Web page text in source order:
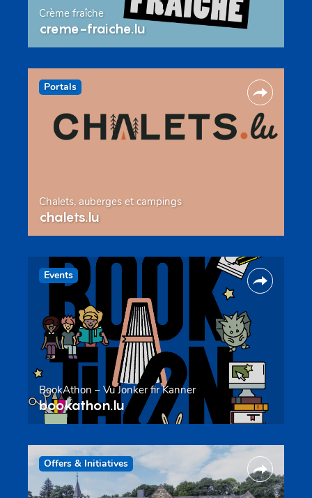
Crème fraîche
creme-fraiche.lu
Portals
Chalets, auberges et campings
chalets.lu
Events
BookAthon – Vu Jonker fir Kanner
bookathon.lu
Offers & Initiatives